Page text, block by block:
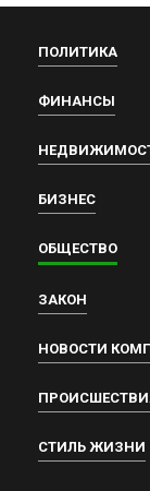
ПОЛИТИКА
ФИНАНСЫ
БИЗНЕС
ОБЩЕСТВО
ЗАКОН
НОВОСТИ
СТИЛЬ ЖИЗНИ